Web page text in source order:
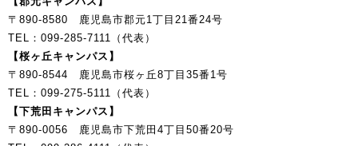
〒890-8580 鹿児島市郡元1丁目21番24号
TEL：099-285-7111（代表）
【桜ヶ丘キャンパス】
〒890-8544 鹿児島市桜ヶ丘8丁目35番1号
TEL：099-275-5111（代表）
【下荒田キャンパス】
〒890-0056 鹿児島市下荒田4丁目50番20号